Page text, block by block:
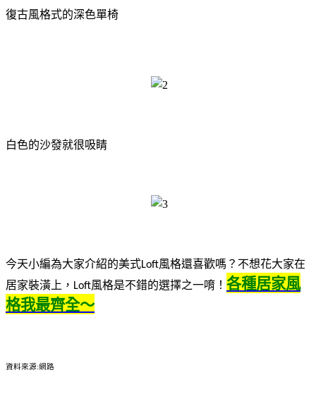
復古風格式的深色單椅
白色的沙發就很吸睛
今天小編為大家介紹的美式Loft風格還喜歡嗎？不想花大家在
居家裝潢上， Loft風格是不錯的選擇之一唷！ 各種居家風
格我最齊全～
資料來源:網路